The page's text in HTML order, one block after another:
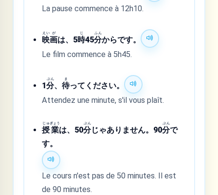
La pause commence à 12h10.
映
えい
画
が
は、5時
じ
45分
ふん
からです。
Le film commence à 5h45.
1分
ぷん
、待
ま
ってください。
Attendez une minute, s'il vous plaît.
授
じゅ
業
ぎょう
は、50分
ぷん
じゃありません。90分
ぷん
で
す。
Le cours n'est pas de 50 minutes. Il est
de 90 minutes.